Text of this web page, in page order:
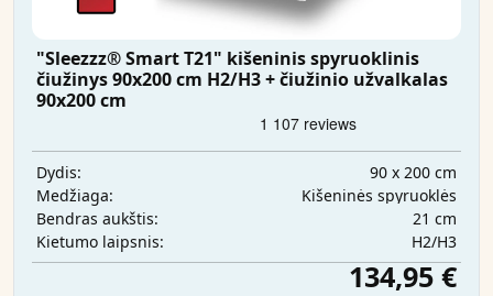
"Sleezzz® Smart T21" kišeninis spyruoklinis
čiužinys 90x200 cm H2/H3 + čiužinio užvalkalas
90x200 cm
Dydis:
90 x 200 cm
Medžiaga:
Kišeninės spyruoklės
Bendras aukštis:
21 cm
Kietumo laipsnis:
H2/H3
134,95 €